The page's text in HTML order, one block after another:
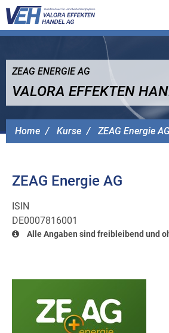
Home Kurse ZEAG Energie AG
ZEAG ENERGIE AG
VALORA EFFEKTEN
ZEAG Energie AG
ISIN
DE0007816001
Alle Angaben sind freibleibend und